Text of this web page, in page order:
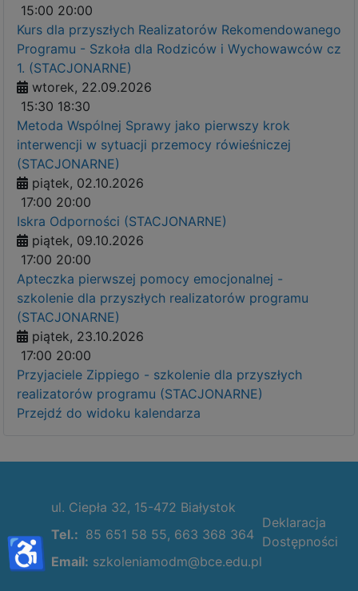
15:00 20:00
Kurs dla przyszłych Realizatorów Rekomendowanego
Programu - Szkoła dla Rodziców i Wychowawców cz
1. (STACJONARNE)
wtorek, 22.09.2026
15:30 18:30
Metoda Wspólnej Sprawy jako pierwszy krok
interwencji w sytuacji przemocy rówieśniczej
(STACJONARNE)
piątek, 02.10.2026
17:00 20:00
Iskra Odporności (STACJONARNE)
piątek, 09.10.2026
17:00 20:00
Apteczka pierwszej pomocy emocjonalnej -
szkolenie dla przyszłych realizatorów programu
(STACJONARNE)
piątek, 23.10.2026
17:00 20:00
Przyjaciele Zippiego - szkolenie dla przyszłych
realizatorów programu (STACJONARNE)
Przejdź do widoku kalendarza
ul. Ciepła 32, 15-472 Białystok
Tel.: 85 651 58 55, 663 368 364
Email: szkoleniamodm@bce.edu.pl
Deklaracja
Dostępności